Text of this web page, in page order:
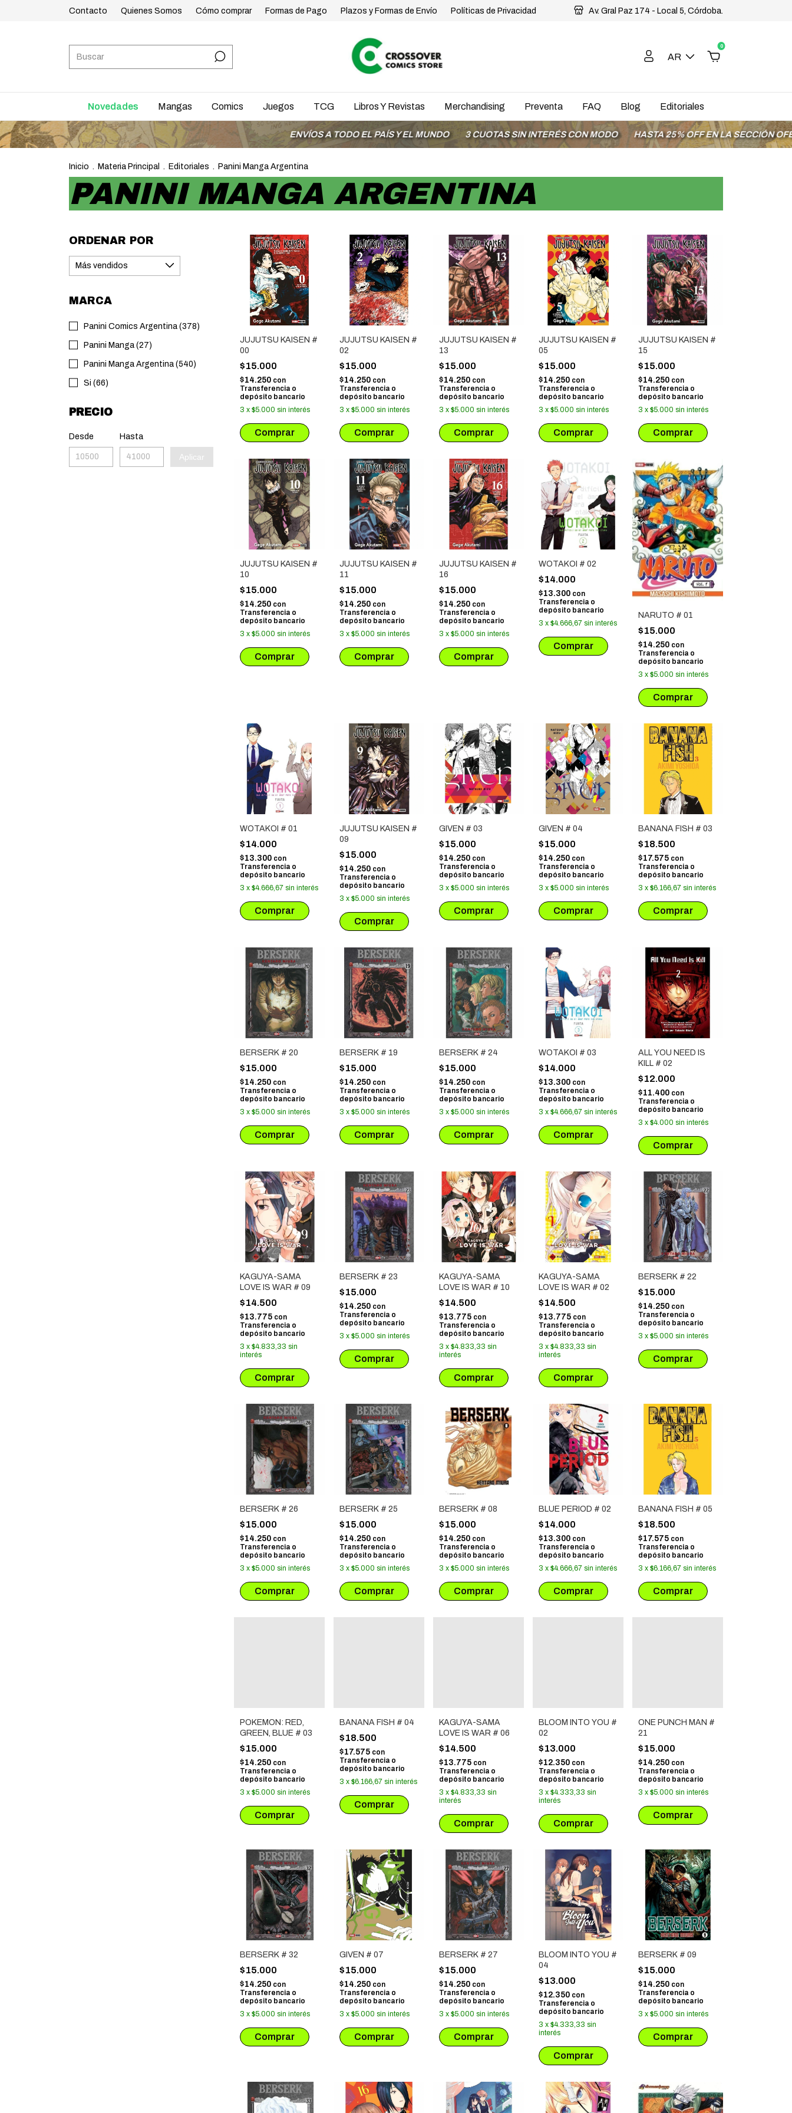
Contacto Quienes Somos Cómo comprar Formas de Pago Plazos y Formas de Envío Políticas de Privacidad Av. Gral Paz 174 - Local 5, Córdoba.
AR
0
Novedades Mangas Comics Juegos TCG Libros Y Revistas Merchandising Preventa FAQ Blog Editoriales
ENVÍOS A TODO EL PAÍS Y EL MUNDO 3 CUOTAS SIN INTERÉS CON MODO HASTA 25% OFF EN LA SECCIÓN OFERTAS
Inicio . Materia Principal . Editoriales . Panini Manga Argentina
PANINI MANGA ARGENTINA
ORDENAR POR
MARCA
Panini Comics Argentina (378)
Panini Manga (27)
Panini Manga Argentina (540)
Si (66)
PRECIO
Desde Hasta
Aplicar
JUJUTSU KAISEN #
00
$15.000
$14.250 con
Transferencia o
depósito bancario
3 x $5.000 sin interés
JUJUTSU KAISEN #
02
$15.000
$14.250 con
Transferencia o
depósito bancario
3 x $5.000 sin interés
JUJUTSU KAISEN #
13
$15.000
$14.250 con
Transferencia o
depósito bancario
3 x $5.000 sin interés
JUJUTSU KAISEN #
05
$15.000
$14.250 con
Transferencia o
depósito bancario
3 x $5.000 sin interés
JUJUTSU KAISEN #
15
$15.000
$14.250 con
Transferencia o
depósito bancario
3 x $5.000 sin interés
JUJUTSU KAISEN #
10
$15.000
$14.250 con
Transferencia o
depósito bancario
3 x $5.000 sin interés
JUJUTSU KAISEN #
11
$15.000
$14.250 con
Transferencia o
depósito bancario
3 x $5.000 sin interés
JUJUTSU KAISEN #
16
$15.000
$14.250 con
Transferencia o
depósito bancario
3 x $5.000 sin interés
WOTAKOI # 02
$14.000
$13.300 con
Transferencia o
depósito bancario
3 x $4.666,67 sin interés
NARUTO # 01
$15.000
$14.250 con
Transferencia o
depósito bancario
3 x $5.000 sin interés
WOTAKOI # 01
$14.000
$13.300 con
Transferencia o
depósito bancario
3 x $4.666,67 sin interés
JUJUTSU KAISEN #
09
$15.000
$14.250 con
Transferencia o
depósito bancario
3 x $5.000 sin interés
GIVEN # 03
$15.000
$14.250 con
Transferencia o
depósito bancario
3 x $5.000 sin interés
GIVEN # 04
$15.000
$14.250 con
Transferencia o
depósito bancario
3 x $5.000 sin interés
BANANA FISH # 03
$18.500
$17.575 con
Transferencia o
depósito bancario
3 x $6.166,67 sin interés
BERSERK # 20
$15.000
$14.250 con
Transferencia o
depósito bancario
3 x $5.000 sin interés
BERSERK # 19
$15.000
$14.250 con
Transferencia o
depósito bancario
3 x $5.000 sin interés
BERSERK # 24
$15.000
$14.250 con
Transferencia o
depósito bancario
3 x $5.000 sin interés
WOTAKOI # 03
$14.000
$13.300 con
Transferencia o
depósito bancario
3 x $4.666,67 sin interés
ALL YOU NEED IS
KILL # 02
$12.000
$11.400 con
Transferencia o
depósito bancario
3 x $4.000 sin interés
KAGUYA-SAMA
LOVE IS WAR # 09
$14.500
$13.775 con
Transferencia o
depósito bancario
3 x $4.833,33 sin
interés
BERSERK # 23
$15.000
$14.250 con
Transferencia o
depósito bancario
3 x $5.000 sin interés
KAGUYA-SAMA
LOVE IS WAR # 10
$14.500
$13.775 con
Transferencia o
depósito bancario
3 x $4.833,33 sin
interés
KAGUYA-SAMA
LOVE IS WAR # 02
$14.500
$13.775 con
Transferencia o
depósito bancario
3 x $4.833,33 sin
interés
BERSERK # 22
$15.000
$14.250 con
Transferencia o
depósito bancario
3 x $5.000 sin interés
BERSERK # 26
$15.000
$14.250 con
Transferencia o
depósito bancario
3 x $5.000 sin interés
BERSERK # 25
$15.000
$14.250 con
Transferencia o
depósito bancario
3 x $5.000 sin interés
BERSERK # 08
$15.000
$14.250 con
Transferencia o
depósito bancario
3 x $5.000 sin interés
BLUE PERIOD # 02
$14.000
$13.300 con
Transferencia o
depósito bancario
3 x $4.666,67 sin interés
BANANA FISH # 05
$18.500
$17.575 con
Transferencia o
depósito bancario
3 x $6.166,67 sin interés
POKEMON: RED,
GREEN, BLUE # 03
$15.000
$14.250 con
Transferencia o
depósito bancario
3 x $5.000 sin interés
BANANA FISH # 04
$18.500
$17.575 con
Transferencia o
depósito bancario
3 x $6.166,67 sin interés
KAGUYA-SAMA
LOVE IS WAR # 06
$14.500
$13.775 con
Transferencia o
depósito bancario
3 x $4.833,33 sin
interés
BLOOM INTO YOU #
02
$13.000
$12.350 con
Transferencia o
depósito bancario
3 x $4.333,33 sin
interés
ONE PUNCH MAN #
21
$15.000
$14.250 con
Transferencia o
depósito bancario
3 x $5.000 sin interés
BERSERK # 32
$15.000
$14.250 con
Transferencia o
depósito bancario
3 x $5.000 sin interés
GIVEN # 07
$15.000
$14.250 con
Transferencia o
depósito bancario
3 x $5.000 sin interés
BERSERK # 27
$15.000
$14.250 con
Transferencia o
depósito bancario
3 x $5.000 sin interés
BLOOM INTO YOU #
04
$13.000
$12.350 con
Transferencia o
depósito bancario
3 x $4.333,33 sin
interés
BERSERK # 09
$15.000
$14.250 con
Transferencia o
depósito bancario
3 x $5.000 sin interés